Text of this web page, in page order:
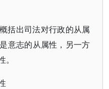
括出司法对行政的从属
意志的从属性，另一方